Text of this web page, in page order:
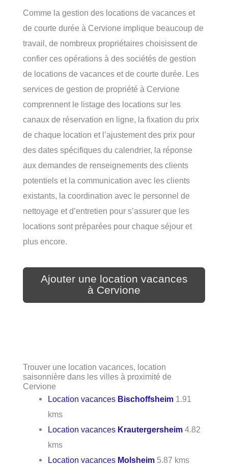
Comme la gestion des locations de vacances et
de courte durée à Cervione implique beaucoup de
travail, de nombreux propriétaires choisissent de
confier ces opérations à des sociétés de gestion
de locations de vacances et de courte durée. Les
services de gestion de propriété à Cervione
comprennent le listage des locations sur les
canaux de réservation en ligne, la fixation du prix
de chaque location et l’ajustement des prix pour
des dates spécifiques du calendrier, la réponse
aux demandes de renseignements des clients
potentiels et la communication avec les clients
existants, la coordination avec le personnel de
nettoyage et d’entretien pour s’assurer que les
locations sont préparées pour chaque séjour et
plus encore.
Ajouter une location vacances
à Cervione
Trouver une location vacances, location
saisonnière dans les villes à proximité de
Cervione
Location vacances Bischoffsheim 1.91
kms
Location vacances Krautergersheim 4.82
kms
Location vacances Molsheim 5.87 kms